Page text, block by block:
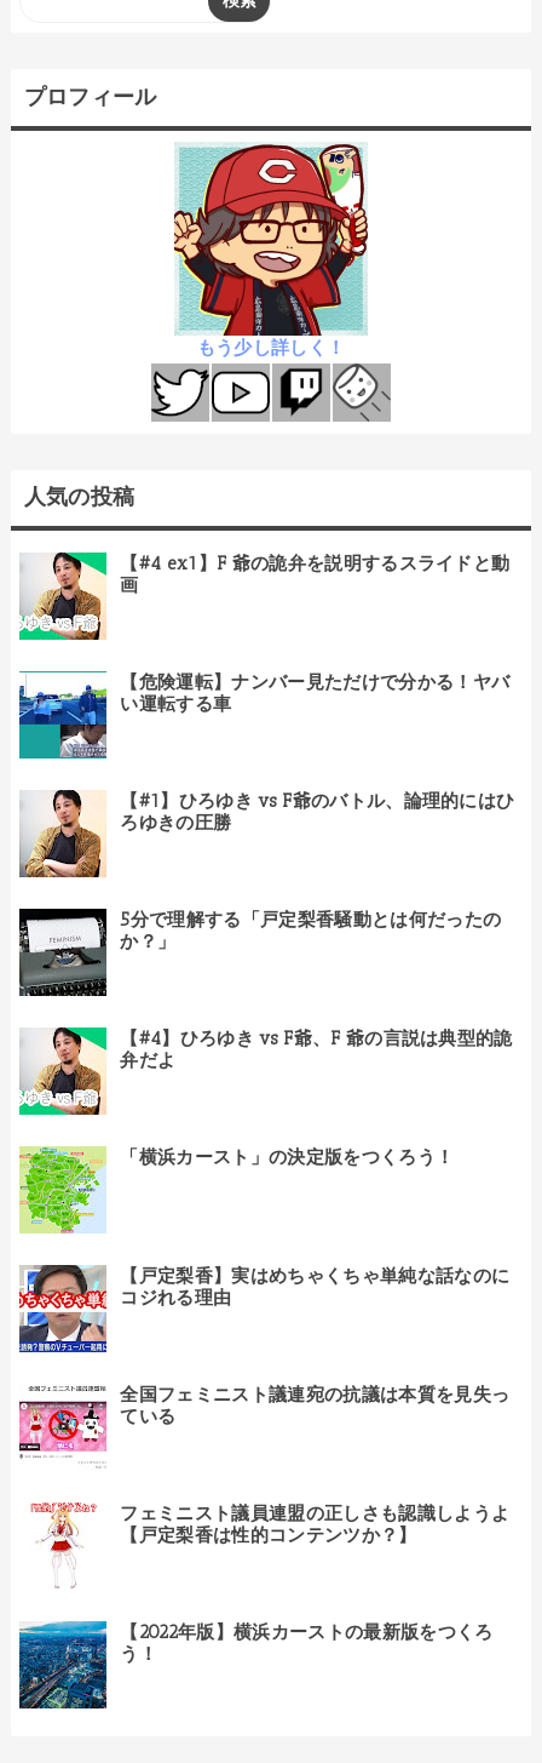
プロフィール
もう少し詳しく！
人気の投稿
【#4 ex1】F 爺の詭弁を説明するスライドと動
画
【危険運転】ナンバー見ただけで分かる！ヤバ
い運転する車
【#1】ひろゆき vs F爺のバトル、論理的にはひ
ろゆきの圧勝
5分で理解する「戸定梨香騒動とは何だったの
か？」
【#4】ひろゆき vs F爺、F 爺の言説は典型的詭
弁だよ
「横浜カースト」の決定版をつくろう！
【戸定梨香】実はめちゃくちゃ単純な話なのに
コジれる理由
全国フェミニスト議連宛の抗議は本質を見失っ
ている
フェミニスト議員連盟の正しさも認識しようよ
【戸定梨香は性的コンテンツか？】
【2022年版】横浜カーストの最新版をつくろ
う！